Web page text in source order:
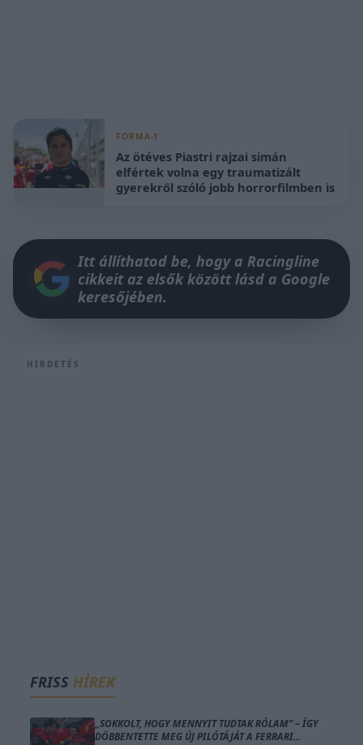
FORMA-1
Az ötéves Piastri rajzai simán
elfértek volna egy traumatizált
gyerekről szóló jobb horrorfilmben is
Itt állíthatod be, hogy a Racingline
cikkeit az elsők között lásd a Google
keresőjében.
HIRDETÉS
FRISS HÍREK
„SOKKOLT, HOGY MENNYIT TUDTAK RÓLAM” – ÍGY
DÖBBENTETTE MEG ÚJ PILÓTÁJÁT A FERRARI